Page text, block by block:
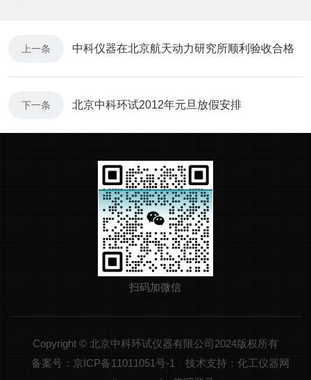
上一条 中科仪器在北京航天动力研究所顺利验收合格
下一条 北京中科环试2012年元旦放假安排
扫码加微信
Copyright © 北京中科环试仪器有限公司2024版权所有
备案号：京ICP备11011051号-1
技术支持：化工仪器网